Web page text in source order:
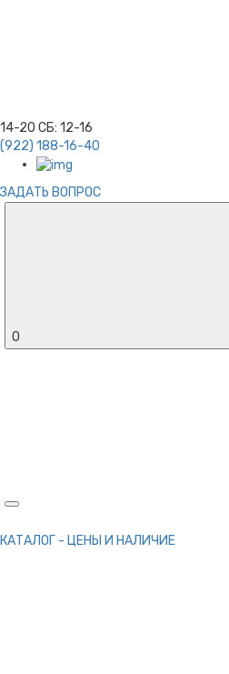
14-20 СБ: 12-16
(922) 188-16-40
ЗАДАТЬ ВОПРОС
0
КАТАЛОГ - ЦЕНЫ И НАЛИЧИЕ